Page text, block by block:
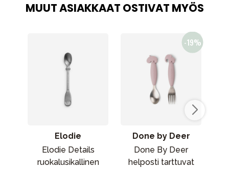
MUUT ASIAKKAAT OSTIVAT MYÖS
Elodie
Elodie Details
ruokalusikallinen
Done by Deer
Done By Deer
helposti tarttuvat